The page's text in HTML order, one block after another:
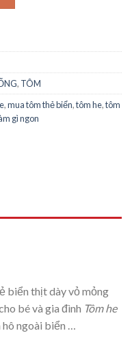
, TÔM
,mua tôm thẻ biển,tôm he,tôm
gì ngon
biển thịt dày vỏ mỏng
bé và gia đình Tôm he
hô ngoài biển …